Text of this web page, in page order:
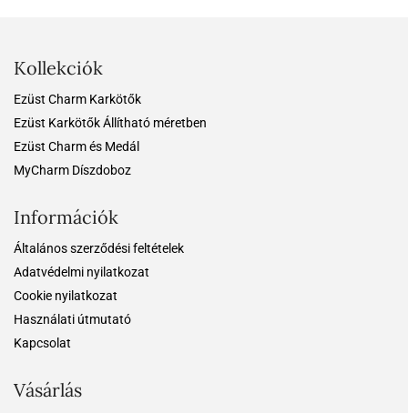
Kollekciók
Ezüst Charm Karkötők
Ezüst Karkötők Állítható méretben
Ezüst Charm és Medál
MyCharm Díszdoboz
Információk
Általános szerződési feltételek
Adatvédelmi nyilatkozat
Cookie nyilatkozat
Használati útmutató
Kapcsolat
Vásárlás